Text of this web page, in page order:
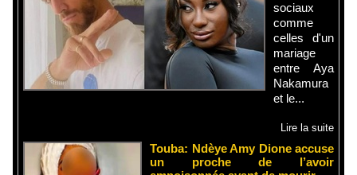
sociaux
comme
celles d'un
mariage
entre Aya
Nakamura
et le...
Lire la suite
Touba: Ndèye Amy Dione accuse
un proche de l’avoir